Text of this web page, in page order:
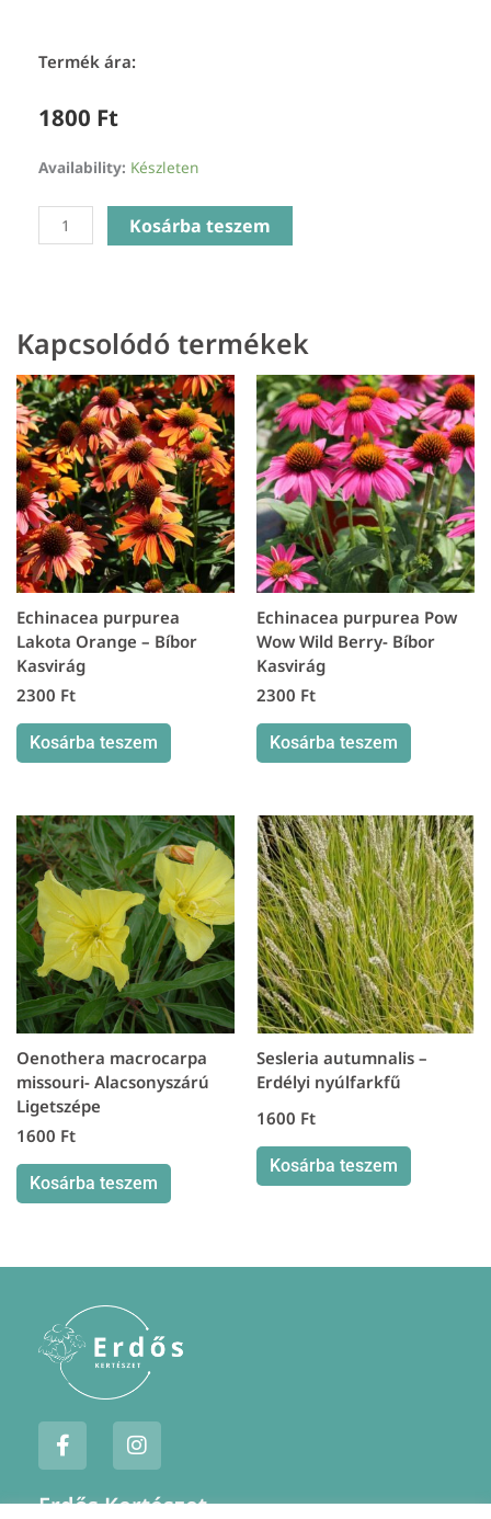
Termék ára:
1800 Ft
Availability: Készleten
Anemone
Pink
Kosárba teszem
Kapcsolódó termékek
Echinacea purpurea
Lakota Orange – Bíbor
Kasvirág
2300 Ft
Kosárba teszem
Echinacea purpurea Pow
Wow Wild Berry- Bíbor
Kasvirág
2300 Ft
Kosárba teszem
Oenothera macrocarpa
missouri- Alacsonyszárú
Ligetszépe
1600 Ft
Kosárba teszem
Sesleria autumnalis –
Erdélyi nyúlfarkfű
1600 Ft
Kosárba teszem
F
a
c
e
I
n
s
t
Erdős Kertészet